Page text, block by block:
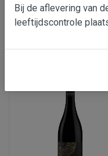
€ 16,95
Bij de aflevering van
leeftijdscontrole